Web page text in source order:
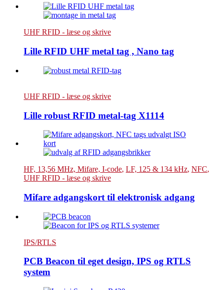
UHF RFID - læse og skrive
Lille RFID UHF metal tag , Nano tag
UHF RFID - læse og skrive
Lille robust RFID metal-tag X1114
HF, 13,56 MHz, Mifare, I-code, LF, 125 & 134 kHz, NFC,
UHF RFID - læse og skrive
Mifare adgangskort til elektronisk adgang
IPS/RTLS
PCB Beacon til eget design, IPS og RTLS
system